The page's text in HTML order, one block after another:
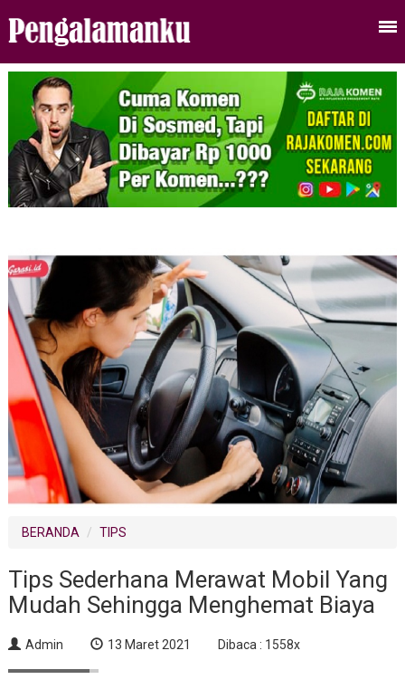
BERANDA TIPS
Tips Sederhana Merawat Mobil Yang
Mudah Sehingga Menghemat Biaya
Admin 13 Maret 2021 Dibaca : 1558x